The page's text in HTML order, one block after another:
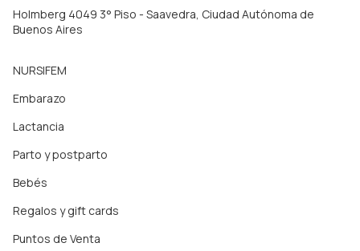
Holmberg 4049 3° Piso - Saavedra, Ciudad Autónoma de
Buenos Aires
NURSIFEM
Embarazo
Lactancia
Parto y postparto
Bebés
Regalos y gift cards
Puntos de Venta